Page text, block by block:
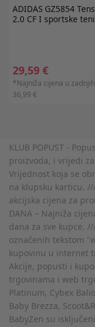
ADIDASGZ5854
2.0 CF I sportske
29,59 €
*Najniža cijena u
36,99 €
KLUB POPUST -
proizvoda, i vrijedi
Vrijednost koja se
na klupsku karticu. ///
akcijska cijena za
DANA – Najniža
dana za sve kupce.
označenih tekstom
kupovinu u internet
Akcije, popusti i
trgovinama i web
Platinum, Cybex
Baby Brezza,
BabyZen su